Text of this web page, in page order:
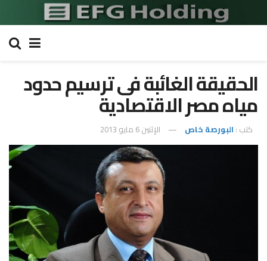
الحقيقة الغائبة فى ترسيم حدود
مياه مصر الاقتصادية
كتب : البورصة خاص الإثنين 6 مايو 2013